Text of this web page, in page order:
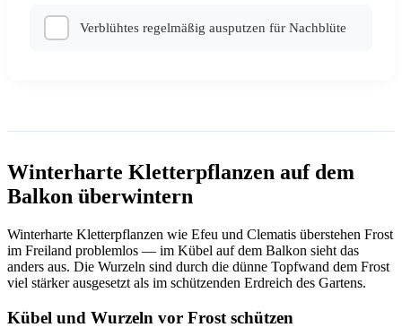
Verblühtes regelmäßig ausputzen für Nachblüte
Winterharte Kletterpflanzen auf dem
Balkon überwintern
Winterharte Kletterpflanzen wie Efeu und Clematis überstehen Frost
im Freiland problemlos — im Kübel auf dem Balkon sieht das
anders aus. Die Wurzeln sind durch die dünne Topfwand dem Frost
viel stärker ausgesetzt als im schützenden Erdreich des Gartens.
Kübel und Wurzeln vor Frost schützen